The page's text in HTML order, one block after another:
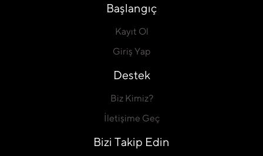
Başlangıç
Kayıt Ol
Giriş Yap
Destek
Biz Kimiz?
İletişime Geç
Bizi Takip Edin